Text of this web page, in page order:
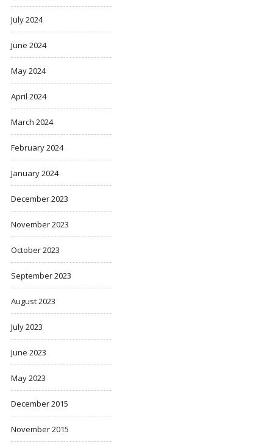
July 2024
June 2024
May 2024
April 2024
March 2024
February 2024
January 2024
December 2023
November 2023
October 2023
September 2023
August 2023
July 2023
June 2023
May 2023
December 2015
November 2015